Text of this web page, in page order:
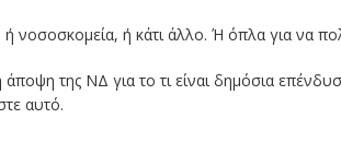
νοσοσκομεία, ή κάτι άλλο. Ή όπλα για να
της ΝΔ για το τι είναι δημόσια
αυτό.